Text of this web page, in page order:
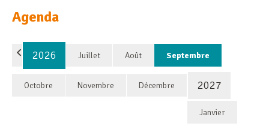
Agenda
2026 Juillet Août Septembre
Octobre Novembre Décembre 2027
Janvier